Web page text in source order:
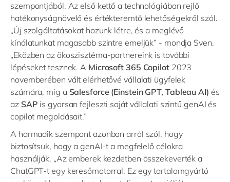
szempontjából. Az első kettő a technológiában rejlő
hatékonyságnövelő és értékteremtő lehetőségekről szól.
„Új szolgáltatásokat hozunk létre, és a meglévő
kínálatunkat magasabb szintre emeljük” - mondja Sven.
„Eközben az ökoszisztéma-partnereink is további
lépéseket tesznek. A Microsoft 365 Copilot2023
novemberében vált elérhetővé vállalati ügyfelek
számára, míg a Salesforce (Einstein GPT, Tableau AI) és
az SAP is gyorsan fejleszti saját vállalati szintű genAI és
copilot megoldásait.”
A harmadik szempont azonban arról szól, hogy
biztosítsuk, hogy a genAI-t a megfelelő célokra
használják. „Az emberek kezdetben összekeverték a
ChatGPT-t egy keresőmotorral. Ez egy tartalomgyártó